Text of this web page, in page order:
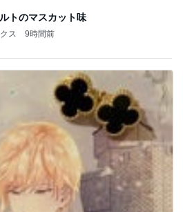
トのマスカット味
ス 9時間前